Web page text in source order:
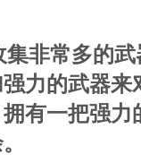
非常多的
力的武器来
有一把强力